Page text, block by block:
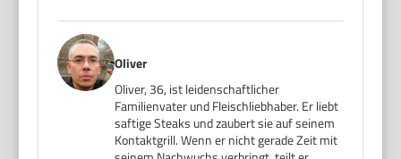
Oliver
Oliver, 36, ist leidenschaftlicher
Familienvater und Fleischliebhaber. Er liebt
saftige Steaks und zaubert sie auf seinem
Kontaktgrill. Wenn er nicht gerade Zeit mit